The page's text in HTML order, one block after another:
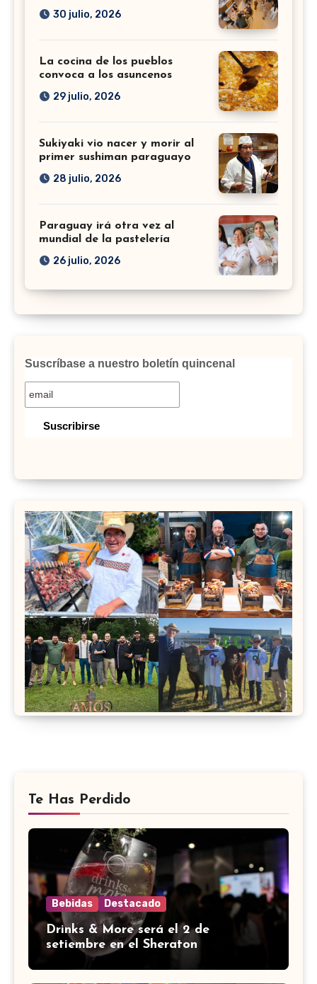
30 julio, 2026
La cocina de los pueblos
convoca a los asuncenos
29 julio, 2026
Sukiyaki vio nacer y morir al
primer sushiman paraguayo
28 julio, 2026
Paraguay irá otra vez al
mundial de la pastelería
26 julio, 2026
Suscríbase a nuestro boletín quincenal
Te Has Perdido
Bebidas Destacado
Drinks & More será el 2 de
setiembre en el Sheraton